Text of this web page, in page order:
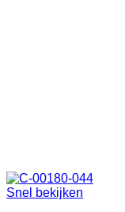
Snel bekijken